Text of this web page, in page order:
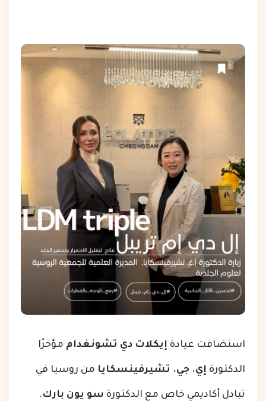
استضافت عيادة إيكلات دي تشونغدام مؤخرًا
الدكتورة إي. جي. تشيرفينسكايا من روسيا في
تبادل أكاديمي خاص مع الدكتورة سو يون بارك.